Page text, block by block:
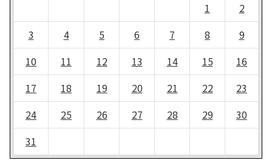
1
2
3
4 5 6 7 8
9
10
11 12 13 14 15
16
17
18 19 20 21 22
23
24
25 26 27 28 29
30
31